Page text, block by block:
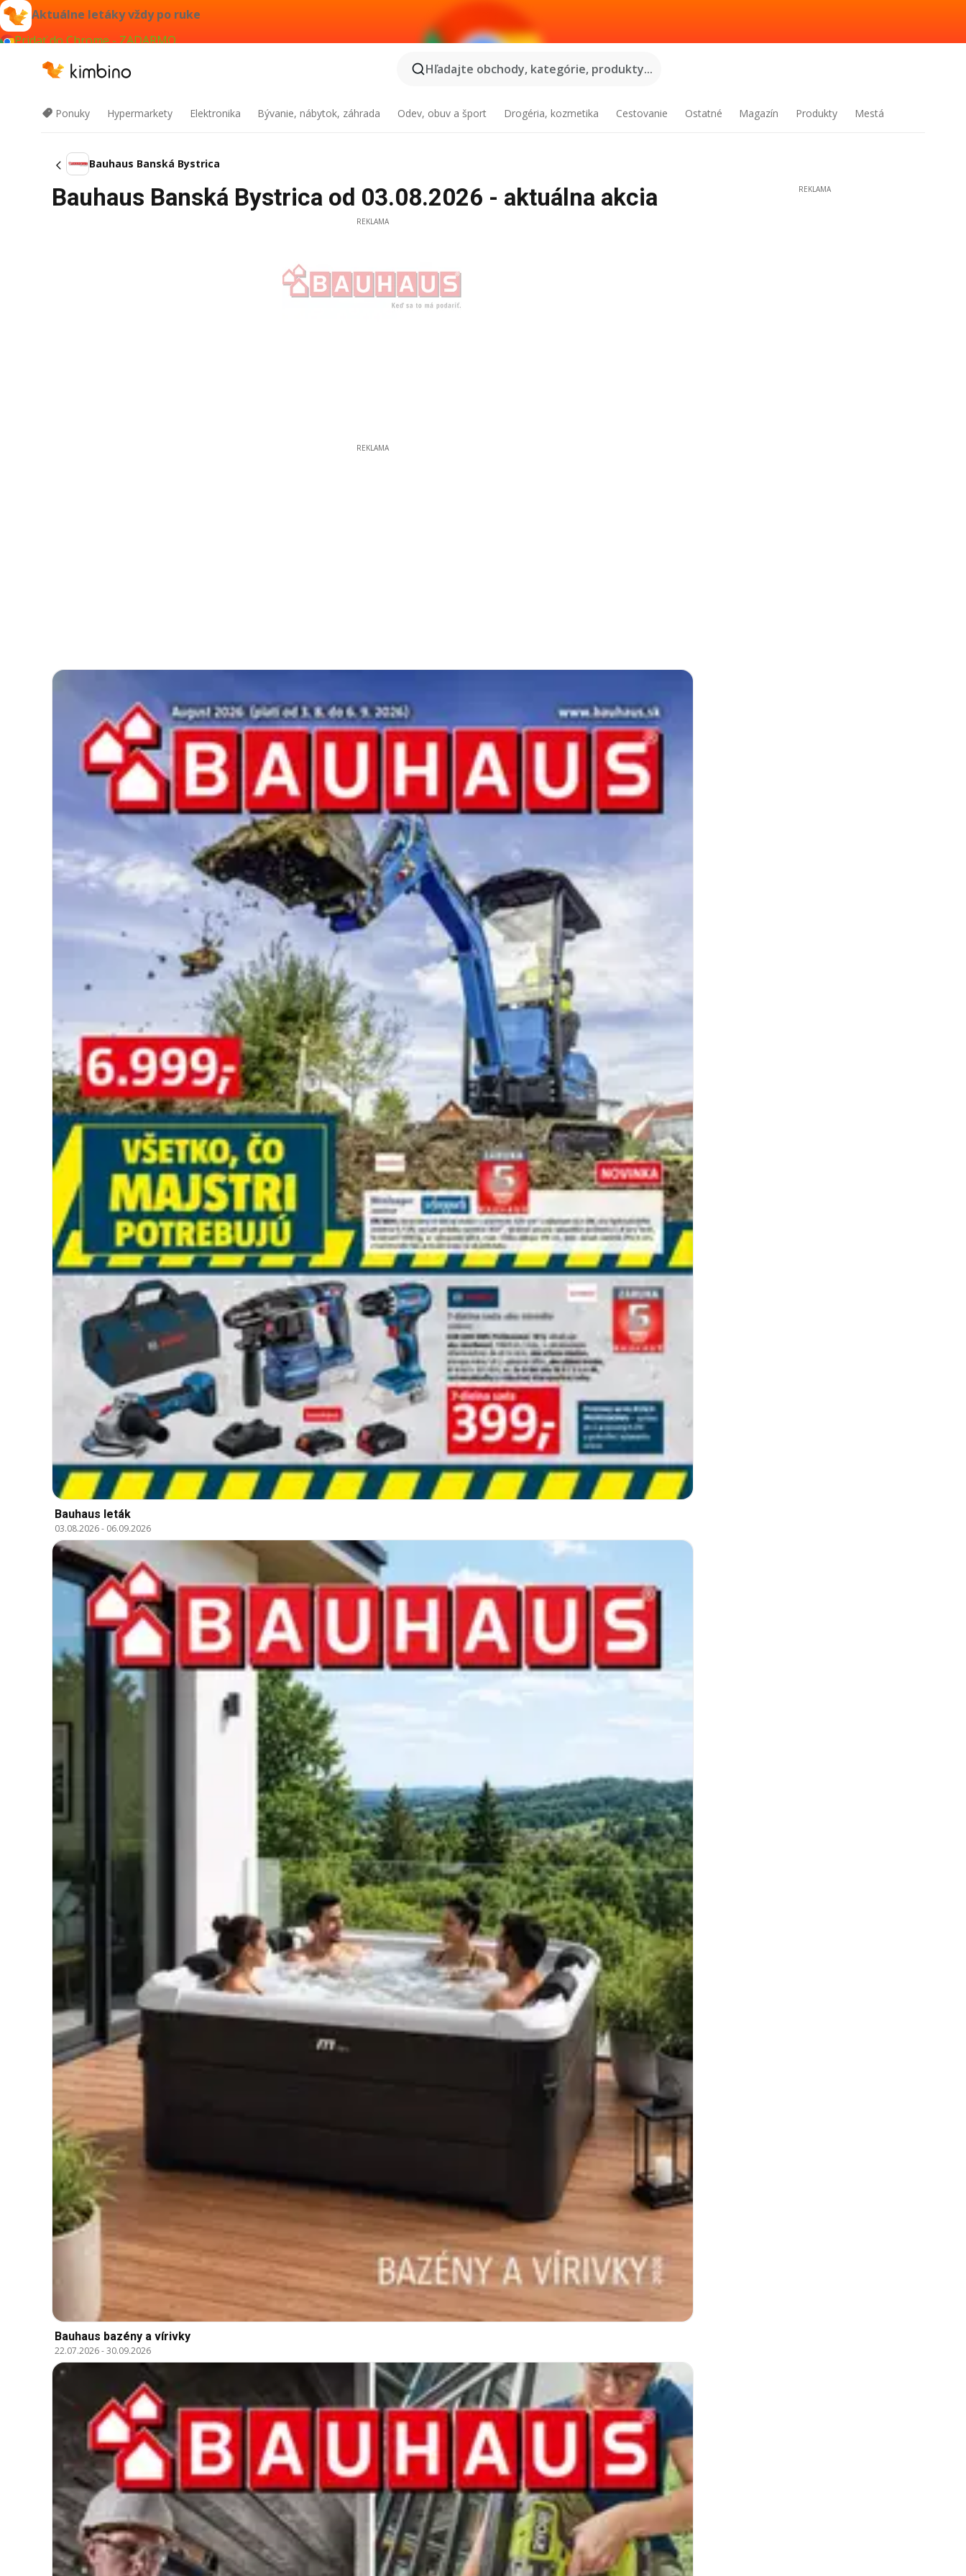
Aktuálne letáky vždy po ruke
Pridať do Chrome - ZADARMO
Hľadajte obchody, kategórie, produkty...
Ponuky Hypermarkety Elektronika Bývanie, nábytok, záhrada Odev, obuv a šport Drogéria, kozmetika Cestovanie Ostatné Magazín Produkty Mestá
Bauhaus Banská Bystrica
Bauhaus Banská Bystrica od 03.08.2026 - aktuálna akcia
REKLAMA
REKLAMA
Bauhaus leták
03.08.2026- 06.09.2026
Bauhaus bazény a vírivky
22.07.2026-30.09.2026
REKLAMA